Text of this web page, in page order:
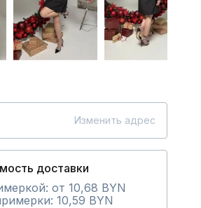
Изменить адрес
доставки
от 10,68 BYN
10,59 BYN